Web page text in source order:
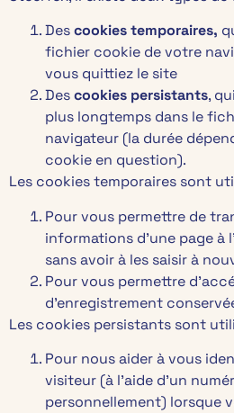
Descookies temporaires,
fichier cookie de votre
vous quittiez le site
Descookies persistants,
plus longtemps dans le
navigateur (la durée
cookie en question).
Les cookies temporaires sont
Pour vous permettre de
informations d’une page à
sans avoir à les saisir à
Pour vous permettre
d’enregistrement
Les cookies persistants sont
Pour nous aider à vous
visiteur (à l’aide d’un
personnellement) lorsque